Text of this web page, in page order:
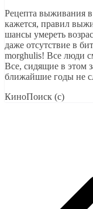
Рецепта выживания
кажется, правил
шансы умереть
даже отсутствие в
morghulis! Все люди
Все, сидящие в этом
ближайшие годы не
КиноПоиск (с)